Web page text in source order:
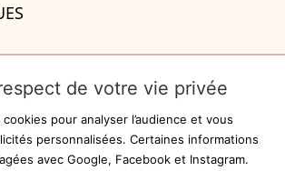
de votre vie privée
pour analyser l’audience et vous
personnalisées. Certaines informations
avec Google, Facebook et Instagram.